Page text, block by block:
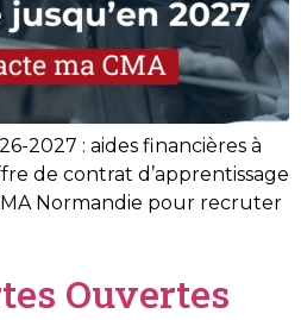
2027 : aides financières à
de contrat d’apprentissage
Normandie pour recruter
Ouvertes